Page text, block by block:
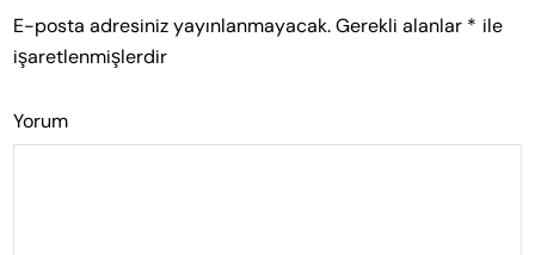
E-posta adresiniz yayınlanmayacak. Gerekli alanlar * ile
işaretlenmişlerdir
Yorum